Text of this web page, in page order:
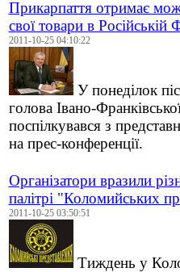
Прикарпаття отримає
свої товари в Російській
2011-10-25 04:10:22
У понеділок
голова Івано-
поспілкувався з
на прес-конференції.
Організатори вразили
палітрі "Коломийських
2011-10-25 03:50:51
Тиждень у